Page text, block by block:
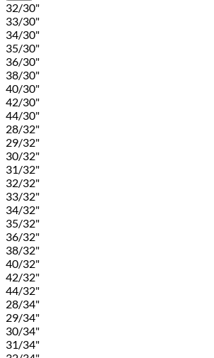
32/30"
33/30"
34/30"
35/30"
36/30"
38/30"
40/30"
42/30"
44/30"
28/32"
29/32"
30/32"
31/32"
32/32"
33/32"
34/32"
35/32"
36/32"
38/32"
40/32"
42/32"
44/32"
28/34"
29/34"
30/34"
31/34"